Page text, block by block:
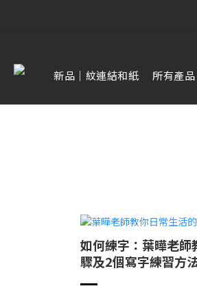
新品｜紋連結和紙 所有產品
如何練字：葉曄老
驟及2個寫字練習方